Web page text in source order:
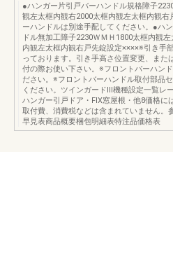
●ハンガー片引戸バーハンドル規格障子
観左太框内観右2000太框内観左太框内観右
ーハンドルは別途手配してください。●ハ
ドル無加工障子2230ＷＭＨ1800太框内観
内観左太框内観右戸先錠設定××××※引き手
っております。引き手高さ位置変更、また
付の際お使い下さい。※フロントバーハン
ださい。※フロントバーハンドル取付部品
ください。ツインガードⅢ機種設定一覧レ
ハンガー引戸ドア・FIX窓屋根・他8価格に
取付費、消費税などは含まれていません。
早見表商品概要梱包明細表特注品価格表